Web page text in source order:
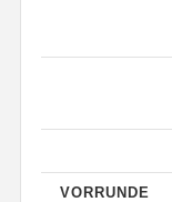
VORRUNDE